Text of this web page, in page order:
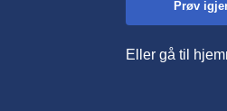
Prøv
Eller gå til